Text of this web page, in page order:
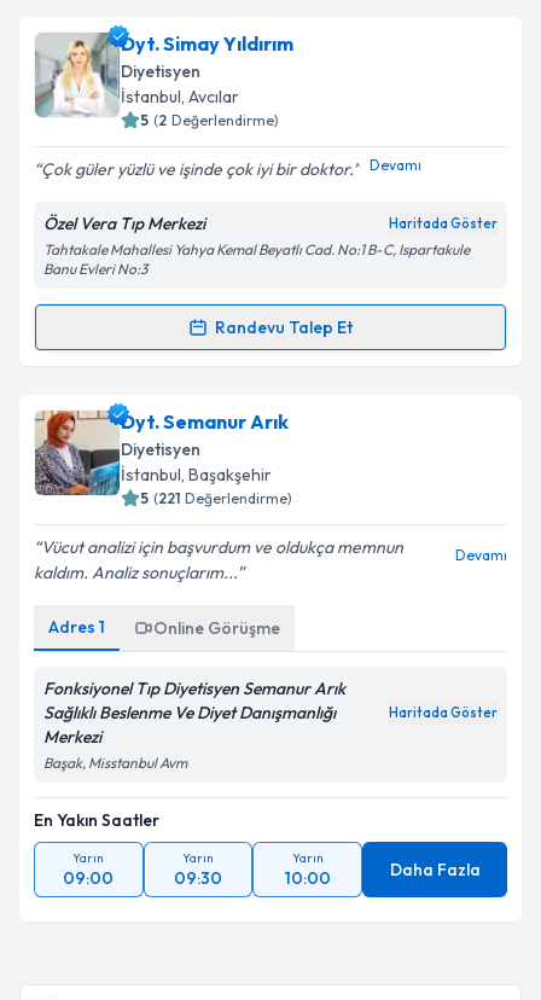
Dyt. Simay Yıldırım
Diyetisyen
İstanbul, Avcılar
5 (2 Değerlendirme)
Çok güler yüzlü ve işinde çok iyi bir doktor. Devamı
Özel Vera Tıp Merkezi Haritada Göster
Tahtakale Mahallesi Yahya Kemal Beyatlı Cad. No:1 B-C, Ispartakule
Banu Evleri No:3
Randevu Talep Et
Randevu Takvimi Talebi
Dyt. Simay Yıldırımiçin randevu takvimi talebi
oluşturun. Size bu uzmandan randevu almanız için bir
takvim hazırlandığında e-posta ile bilgilendireceğiz.
Kişisel verilerimin işlenmesine ilişkin
Metni'ni okudum ve kişisel verilerimin belirtilen
kapsamda işlenmesini kabul ediyorum.
Takvim Talebini Gönder
Dyt. Semanur Arık
Diyetisyen
İstanbul, Başakşehir
5 (221 Değerlendirme)
Vücut analizi için başvurdum ve oldukça memnun
kaldım. Analiz sonuçlarım...
Devamı
Adres 1 Online Görüşme
Fonksiyonel Tıp Diyetisyen Semanur Arık
Sağlıklı Beslenme Ve Diyet Danışmanlığı
Merkezi
Haritada Göster
Başak, Misstanbul Avm
En Yakın Saatler
Yarın
09:00
Yarın
09:30
Yarın
10:00 Daha Fazla